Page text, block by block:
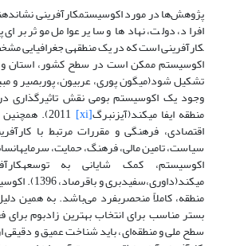
پژوهش‌ها در مورد اکوسیستم­کارآفرینی
کارآفرینی است که در یک منطقه­ی جغرافیایی
اکوسیستم ممکن است در سطح کشور، استان
وجود یک اکوسیستم بومی نقش تاثیر­گذاری
منطقه ایفا میکند(آیزنبرگ[xi]
2011).
اقتصادی، فرهنگی و مقررات مرتبط با
سیاست، تامین مالی، فرهنگ، حمایت،
اکوسیستم، کمک شایانی به
منطقه، کاملاً منحصر­بفرد می‌باشد. به همین
بستر مناسب برای انتخاب بهترین زادبوم برای
سطح ملی و منطقه‌ای، باید شناخت عمیق و